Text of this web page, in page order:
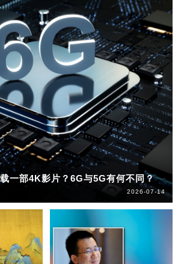
一部4K影片？6G与5G有何不同？
2026-07-14